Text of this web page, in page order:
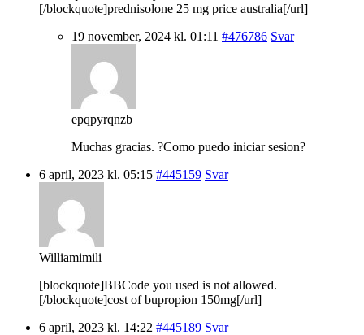
[/blockquote]prednisolone 25 mg price australia[/url]
19 november, 2024 kl. 01:11 #476786 Svar
epqpyrqnzb
Muchas gracias. ?Como puedo iniciar sesion?
6 april, 2023 kl. 05:15 #445159 Svar
Williamimili
[blockquote]BBCode you used is not allowed.
[/blockquote]cost of bupropion 150mg[/url]
6 april, 2023 kl. 14:22 #445189 Svar